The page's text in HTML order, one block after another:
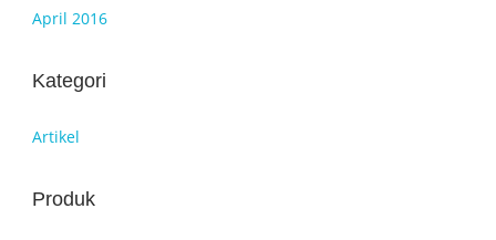
April 2016
Kategori
Artikel
Produk